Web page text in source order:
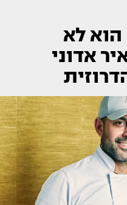
הוא לא
אדוני